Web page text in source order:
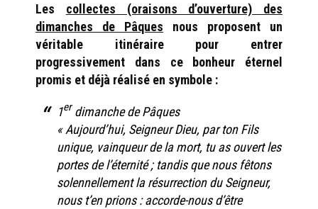
Les collectes (oraisons d’ouverture) des
dimanches de Pâques nous proposent un
véritable itinéraire pour entrer
progressivement dans ce bonheur éternel
promis et déjà réalisé en symbole :
1er dimanche de Pâques
« Aujourd’hui, Seigneur Dieu, par ton Fils
unique, vainqueur de la mort, tu as ouvert les
portes de l’éternité ; tandis que nous fêtons
solennellement la résurrection du Seigneur,
nous t’en prions : accorde-nous d’être